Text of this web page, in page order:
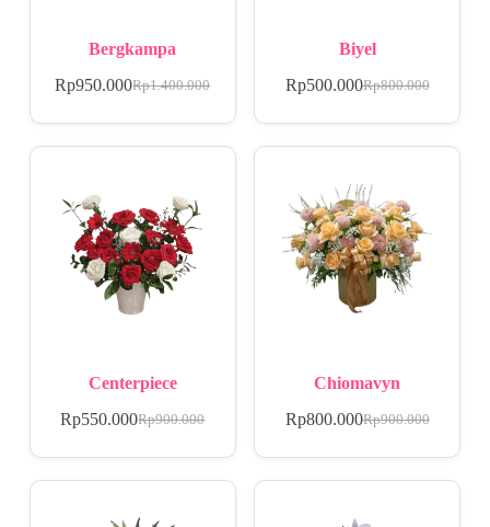
Bergkampa
Rp1.400.000
Rp950.000
Biyel
Rp800.000
Rp500.000
Centerpiece
Rp900.000
Rp550.000
Chiomavyn
Rp900.000
Rp800.000